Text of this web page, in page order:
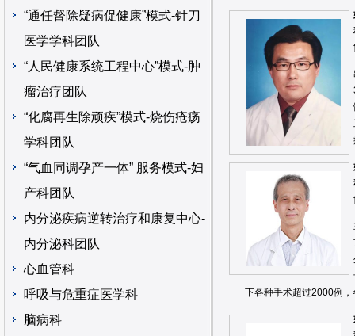
“通任督除疑病促健康”模式-针刀
医学学科团队
“人民健康系统工程中心”模式-肿
瘤治疗团队
“化腐再生除顽疾”模式-烧伤疮疡
学科团队
“气血同调孕产一体” 服务模式-妇
产科团队
内分泌疾病逆转治疗和康复中心-
内分泌科团队
心血管科
呼吸与危重症医学科
脑病科
下各种手术超过2000例